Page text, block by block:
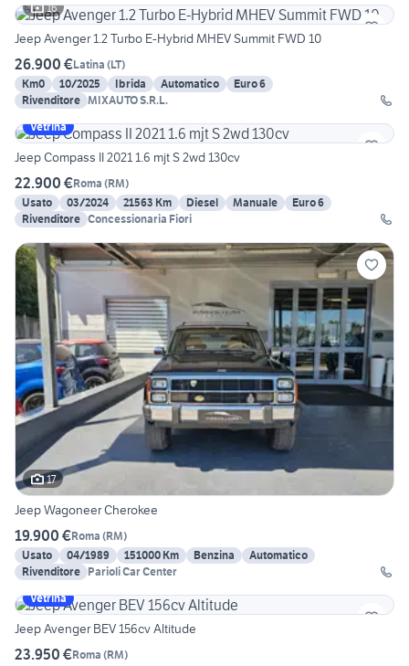
16
Jeep Avenger 1.2 Turbo E-Hybrid MHEV Summit FWD 10
26.900 €Latina (LT)
Km0
10/2025 Ibrida Automatico
Euro 6
Rivenditore MIXAUTO S.R.L.
Vetrina
Jeep Compass II 2021 1.6 mjt S 2wd 130cv
22.900 €Roma (RM)
Usato
03/2024 21563 Km Diesel Manuale
Euro 6
Rivenditore Concessionaria Fiori
17
Jeep Wagoneer Cherokee
19.900 €Roma (RM)
Usato
04/1989 151000 Km Benzina
Automatico
Rivenditore Parioli Car Center
Vetrina
Jeep Avenger BEV 156cv Altitude
23.950 €Roma (RM)